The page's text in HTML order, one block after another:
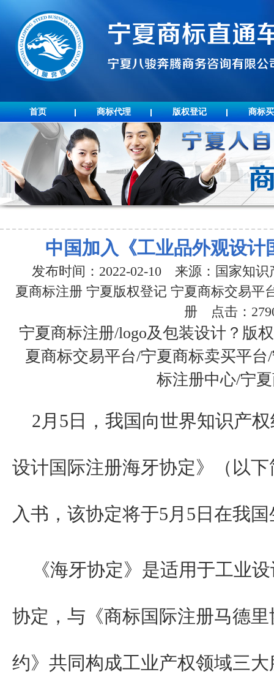
首页 商标代理 版权登记 商标
中国加入《工业品外观设计
发布时间：2022-02-10 来源：国家知
夏商标注册 宁夏版权登记 宁夏商标交易平
册 点击：
宁夏商标注册/logo及包装设计？版
夏商标交易平台/宁夏商标卖买平
标注册中心/宁
2月5日，我国向世界知识产
设计国际注册海牙协定》（以
入书，该协定将于5月5日在我
《海牙协定》是适用于工业
协定，与《商标国际注册马德
约》共同构成工业产权领域三